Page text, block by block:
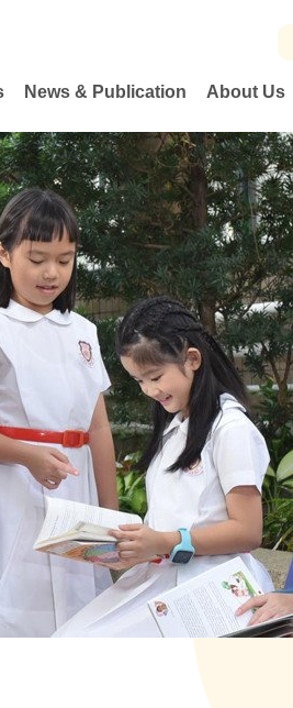
News & Publication About Us